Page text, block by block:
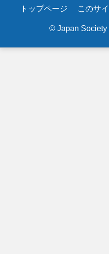
Secondary
トップページ このサ
© Japan